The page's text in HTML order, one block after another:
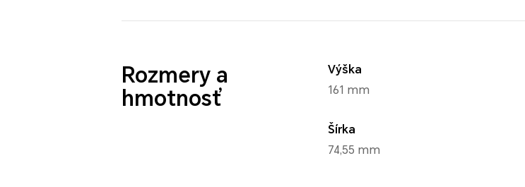
Rozmery a
hmotnosť
Výška
161 mm
Šírka
74,55 mm